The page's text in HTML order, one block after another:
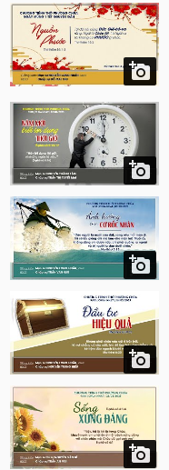




